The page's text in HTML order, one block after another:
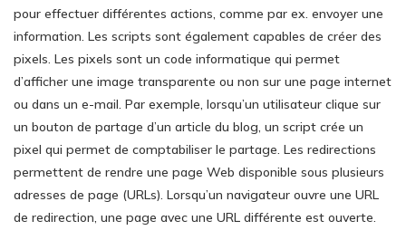
pour effectuer différentes actions, comme par ex. envoyer une
information. Les scripts sont également capables de créer des
pixels. Les pixels sont un code informatique qui permet
d’afficher une image transparente ou non sur une page internet
ou dans un e-mail. Par exemple, lorsqu’un utilisateur clique sur
un bouton de partage d’un article du blog, un script crée un
pixel qui permet de comptabiliser le partage. Les redirections
permettent de rendre une page Web disponible sous plusieurs
adresses de page (URLs). Lorsqu’un navigateur ouvre une URL
de redirection, une page avec une URL différente est ouverte.